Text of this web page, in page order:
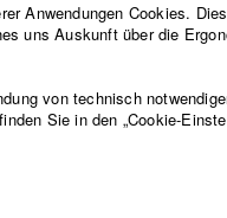
Anwendungen Cookies.
uns Auskunft über die
von technisch
Sie in den „Cookie-